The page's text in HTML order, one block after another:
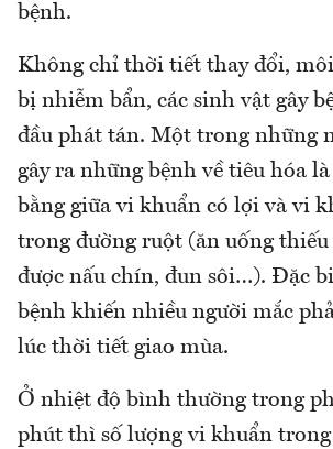
bệnh.
Không chỉ thời tiết thay đổi,
bị nhiễm bẩn, các sinh vật gây
đầu phát tán. Một trong những
gây ra những bệnh về tiêu hóa
bằng giữa vi khuẩn có lợi và vi
trong đường ruột (ăn uống thiếu
được nấu chín, đun sôi…). Đặc
bệnh khiến nhiều người mắc
lúc thời tiết giao mùa.
Ở nhiệt độ bình thường trong
phút thì số lượng vi khuẩn